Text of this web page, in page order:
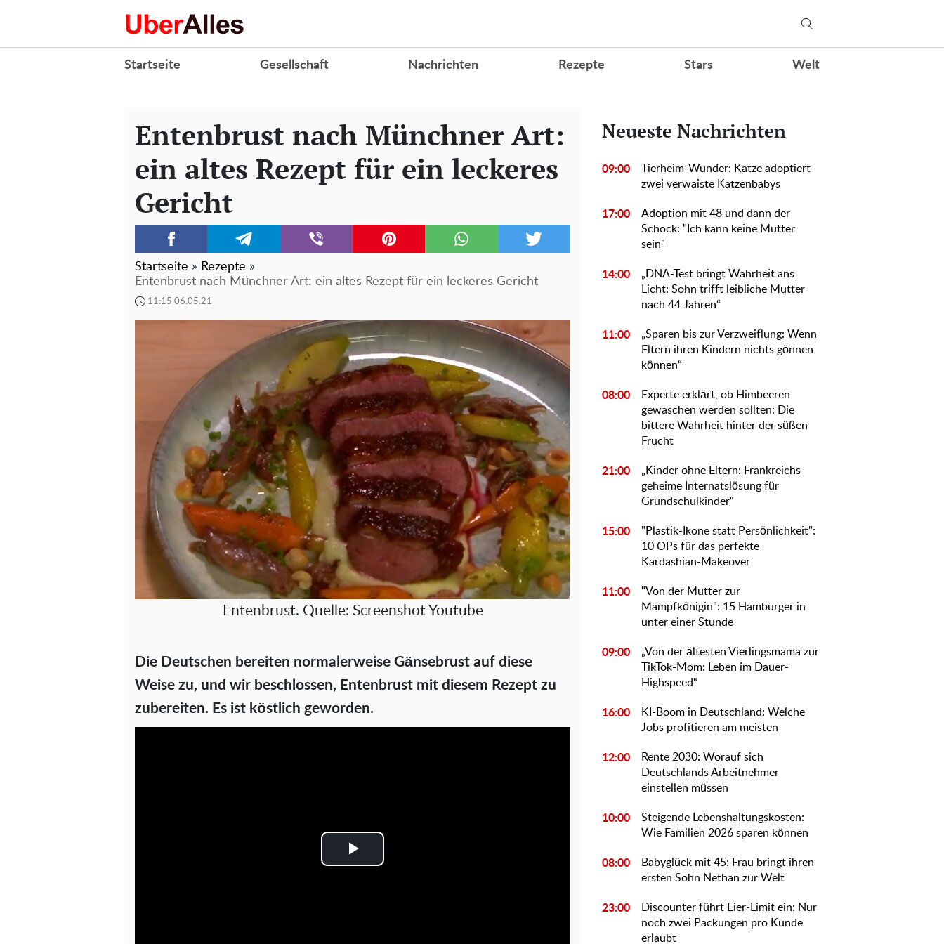
Startseite Gesellschaft Nachrichten Rezepte Stars Welt
Entenbrust nach Münchner Art:
ein altes Rezept für ein leckeres
Gericht
Startseite » Rezepte »
Entenbrust nach Münchner Art: ein altes Rezept für ein leckeres Gericht
11:15 06.05.21
Entenbrust. Quelle: Screenshot Youtube
Die Deutschen bereiten normalerweise Gänsebrust auf diese
Weise zu, und wir beschlossen, Entenbrust mit diesem Rezept zu
zubereiten. Es ist köstlich geworden.
P
Neueste Nachrichten
09:00
Tierheim-Wunder: Katze adoptiert
zwei verwaiste Katzenbabys
17:00
Adoption mit 48 und dann der
Schock: "Ich kann keine Mutter
sein"
14:00
„DNA-Test bringt Wahrheit ans
Licht: Sohn trifft leibliche Mutter
nach 44 Jahren“
11:00
„Sparen bis zur Verzweiflung: Wenn
Eltern ihren Kindern nichts gönnen
können“
08:00
Experte erklärt, ob Himbeeren
gewaschen werden sollten: Die
bittere Wahrheit hinter der süßen
Frucht
21:00
„Kinder ohne Eltern: Frankreichs
geheime Internatslösung für
Grundschulkinder“
15:00
"Plastik-Ikone statt Persönlichkeit":
10 OPs für das perfekte
Kardashian-Makeover
11:00
"Von der Mutter zur
Mampfkönigin": 15 Hamburger in
unter einer Stunde
09:00
„Von der ältesten Vierlingsmama zur
TikTok-Mom: Leben im Dauer-
Highspeed“
16:00
KI-Boom in Deutschland: Welche
Jobs profitieren am meisten
12:00
Rente 2030: Worauf sich
Deutschlands Arbeitnehmer
einstellen müssen
10:00
Steigende Lebenshaltungskosten:
Wie Familien 2026 sparen können
08:00
Babyglück mit 45: Frau bringt ihren
ersten Sohn Nethan zur Welt
23:00
Discounter führt Eier-Limit ein: Nur
noch zwei Packungen pro Kunde
erlaubt